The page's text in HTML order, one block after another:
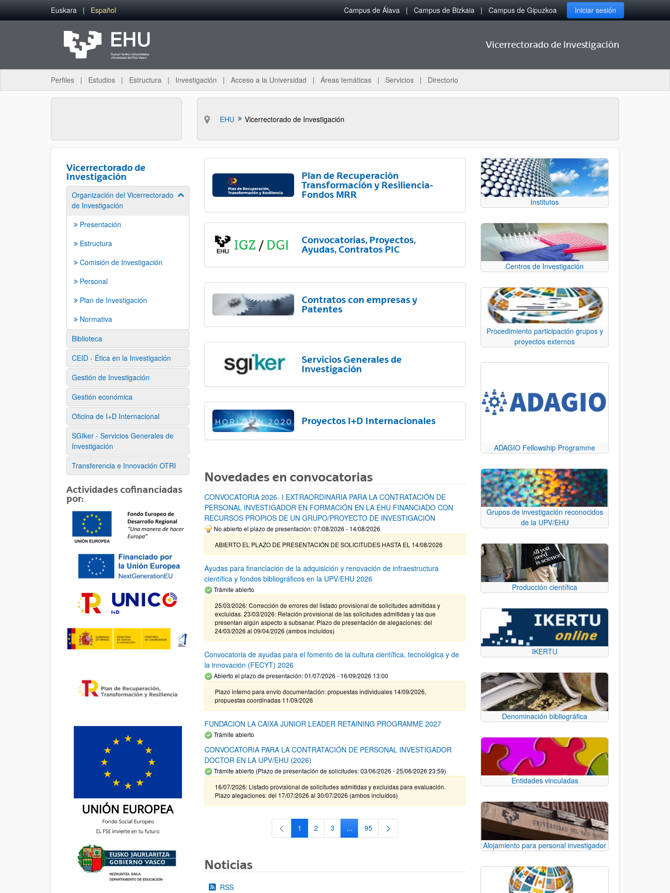
Saltar al contenido principal
Euskara Español Campus de Álava Campus de Bizkaia Campus de Gipuzkoa Iniciar sesión
Vicerrectorado de Investigación
Perfiles Estudios Estructura Investigación Acceso a la Universidad Áreas temáticas Servicios Directorio
EHU Vicerrectorado de Investigación
Vicerrectorado de
Investigación
Organización del Vicerrectorado
de Investigación
Mostrar/ocultar subpáginas
Presentación
Estructura
Comisión de Investigación
Personal
Plan de Investigación
Normativa
Biblioteca
CEID - Ética en la Investigación
Gestión de Investigación
Gestión económica
Oficina de I+D Internacional
SGIker - Servicios Generales de
Investigación
Transferencia e Innovación OTRI
Actividades cofinanciadas
por:
Plan de Recuperación
Transformación y Resiliencia-
Fondos MRR
Convocatorias, Proyectos,
Ayudas, Contratos PIC
Contratos con empresas y
Patentes
Servicios Generales de
Investigación
Proyectos I+D Internacionales
Novedades en convocatorias
CONVOCATORIA 2026- I EXTRAORDINARIA PARA LA CONTRATACIÓN DE
PERSONAL INVESTIGADOR EN FORMACIÓN EN LA EHU FINANCIADO CON
RECURSOS PROPIOS DE UN GRUPO/PROYECTO DE INVESTIGACIÓN
No abierto el plazo de presentación: 07/08/2026 - 14/08/2026
ABIERTO EL PLAZO DE PRESENTACIÓN DE SOLICITUDES HASTA EL 14/08/2026
Ayudas para financiación de la adquisición y renovación de infraestructura
científica y fondos bibliográficos en la UPV/EHU 2026
Trámite abierto
25/03/2026: Corrección de errores del listado provisional de solicitudes admitidas y
excluidas. 23/03/2026: Relación provisional de las solicitudes admitidas y las que
presentan algún aspecto a subsanar. Plazo de presentación de alegaciones: del
24/03/2026 al 09/04/2026 (ambos incluídos)
Convocatoria de ayudas para el fomento de la cultura científica, tecnológica y de
la innovación (FECYT) 2026
Abierto el plazo de presentación: 01/07/2026 - 16/09/2026 13:00
Plazo interno para envío documentación: propuestas individuales 14/09/2026,
propuestas coordinadas 11/09/2026
FUNDACION LA CAIXA JUNIOR LEADER RETAINING PROGRAMME 2027
Trámite abierto
CONVOCATORIA PARA LA CONTRATACIÓN DE PERSONAL INVESTIGADOR
DOCTOR EN LA UPV/EHU (2026)
Trámite abierto (Plazo de presentación de solicitudes: 03/06/2026 - 25/06/2026 23:59)
16/07/2026: Listado provisional de solicitudes admitidas y excluidas para evaluación.
Plazo alegaciones: del 17/07/2026 al 30/07/2026 (ambos incluídos)
Página
1 Página
2 Página
3 ...Páginas intermedias Use TAB para desplazarse.
Página
95
Noticias
RSS
Institutos
Centros de Investigación
Procedimiento participación grupos y
proyectos externos
ADAGIO Fellowship Programme
Grupos de investigación reconocidos
de la UPV/EHU
Producción científica
IKERTU
Denominación bibliográfica
Entidades vinculadas
Alojamiento para personal investigador